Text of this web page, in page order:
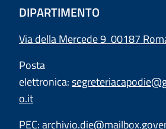
DIPARTIMENTO
Via della Mercede 9 00187
Posta
elettronica:
o.it
PEC: